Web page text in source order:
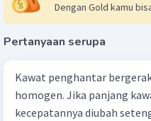
Dengan Gold kamu
Pertanyaan serupa
Kawat penghantar
homogen. Jika panjang
kecepatannya diubah